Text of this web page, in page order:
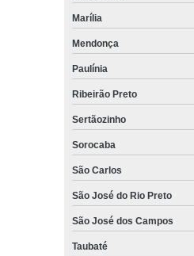
Marília
Mendonça
Paulínia
Ribeirão Preto
Sertãozinho
Sorocaba
São Carlos
São José do Rio Preto
São José dos Campos
Taubaté